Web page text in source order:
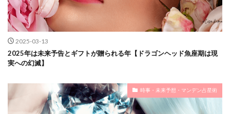
2025-03-13
2025年は未来予告とギフトが贈られる年【ドラゴンヘッド魚座期は現
実への幻滅】
時事・未来予想・マンデン占星術